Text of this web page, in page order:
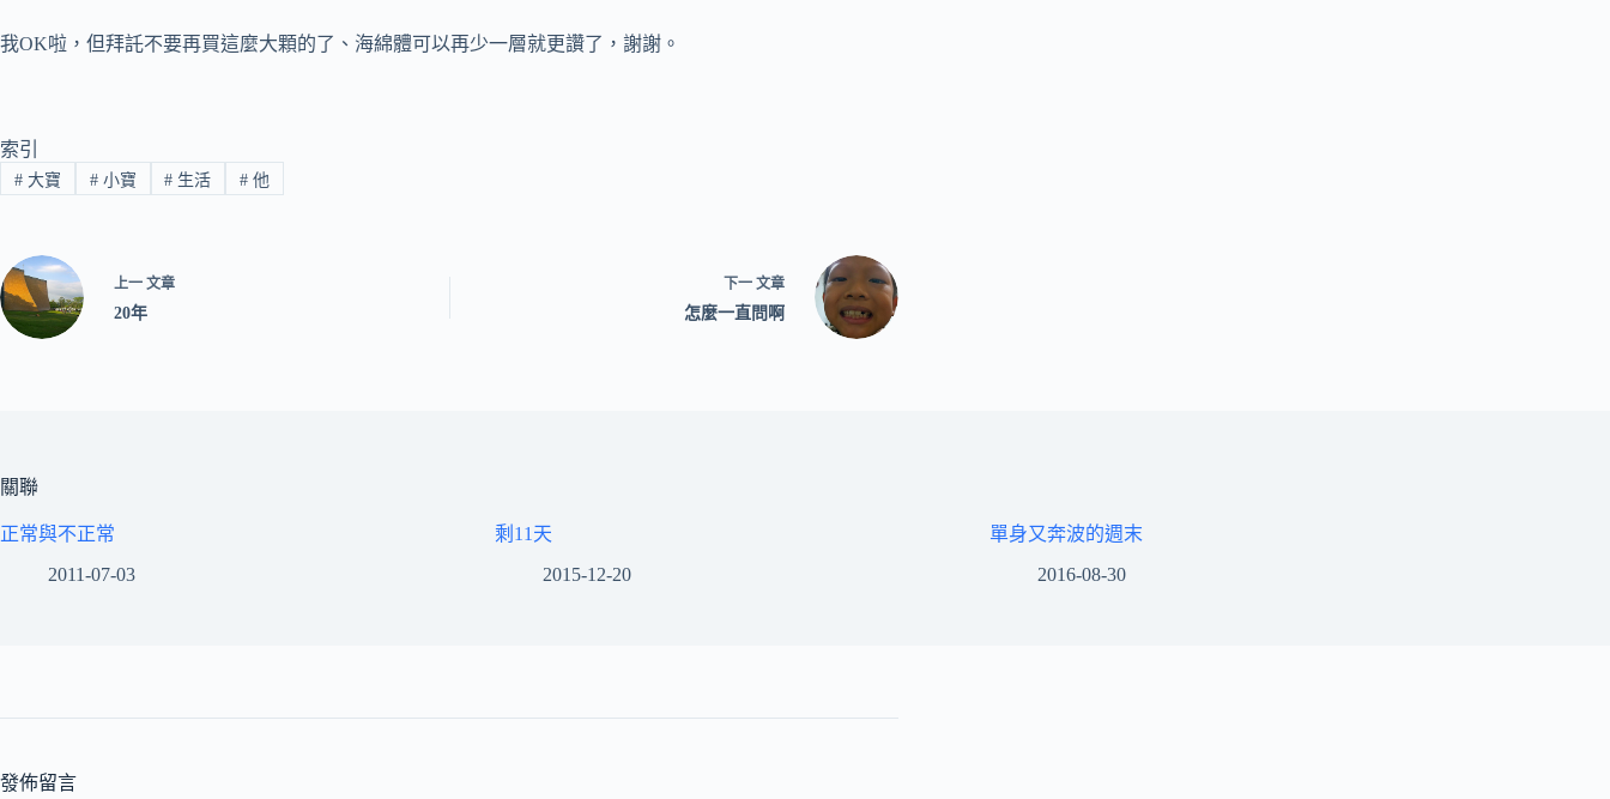
我OK啦，但拜託不要再買這麼大顆的了、海綿體可以再少一層就更讚了，謝謝。
索引
#大寶 #小寶 # 生活 # 他
上一 文章
20年
下一 文章
怎麼一直問啊
關聯
正常與不正常
2011-07-03
剩11天
2015-12-20
單身又奔波的週末
2016-08-30
發佈留言